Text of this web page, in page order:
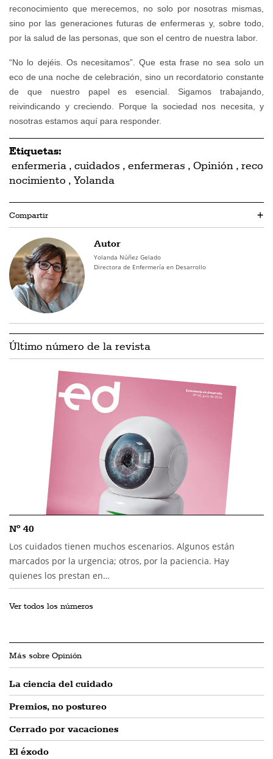
reconocimiento que merecemos, no solo por nosotras mismas,
sino por las generaciones futuras de enfermeras y, sobre todo,
por la salud de las personas, que son el centro de nuestra labor.
“No lo dejéis. Os necesitamos”. Que esta frase no sea solo un
eco de una noche de celebración, sino un recordatorio constante
de que nuestro papel es esencial. Sigamos trabajando,
reivindicando y creciendo. Porque la sociedad nos necesita, y
nosotras estamos aquí para responder.
Etiquetas:
enfermeria , cuidados , enfermeras , Opinión , reco
nocimiento , Yolanda
Compartir +
Autor
Yolanda Núñez Gelado
Directora de Enfermería en Desarrollo
Último número de la revista
Nº 40
Los cuidados tienen muchos escenarios. Algunos están
marcados por la urgencia; otros, por la paciencia. Hay
quienes los prestan en…
Ver todos los números
Más sobre Opinión
La ciencia del cuidado
Premios, no postureo
Cerrado por vacaciones
El éxodo